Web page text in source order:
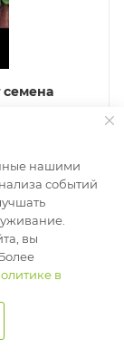
нашими
событий
вы
в